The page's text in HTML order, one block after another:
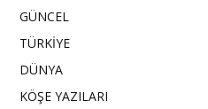
GÜNCEL
TÜRKİYE
DÜNYA
KÖŞE YAZILARI